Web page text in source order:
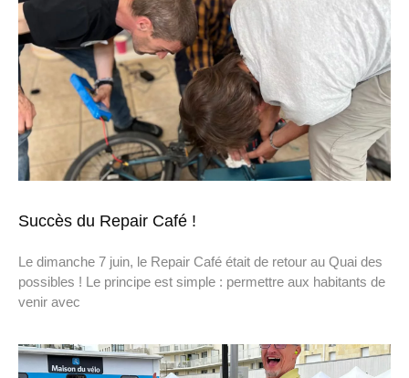
Succès du Repair Café !
Le dimanche 7 juin, le Repair Café était de retour au Quai des
possibles ! Le principe est simple : permettre aux habitants de
venir avec